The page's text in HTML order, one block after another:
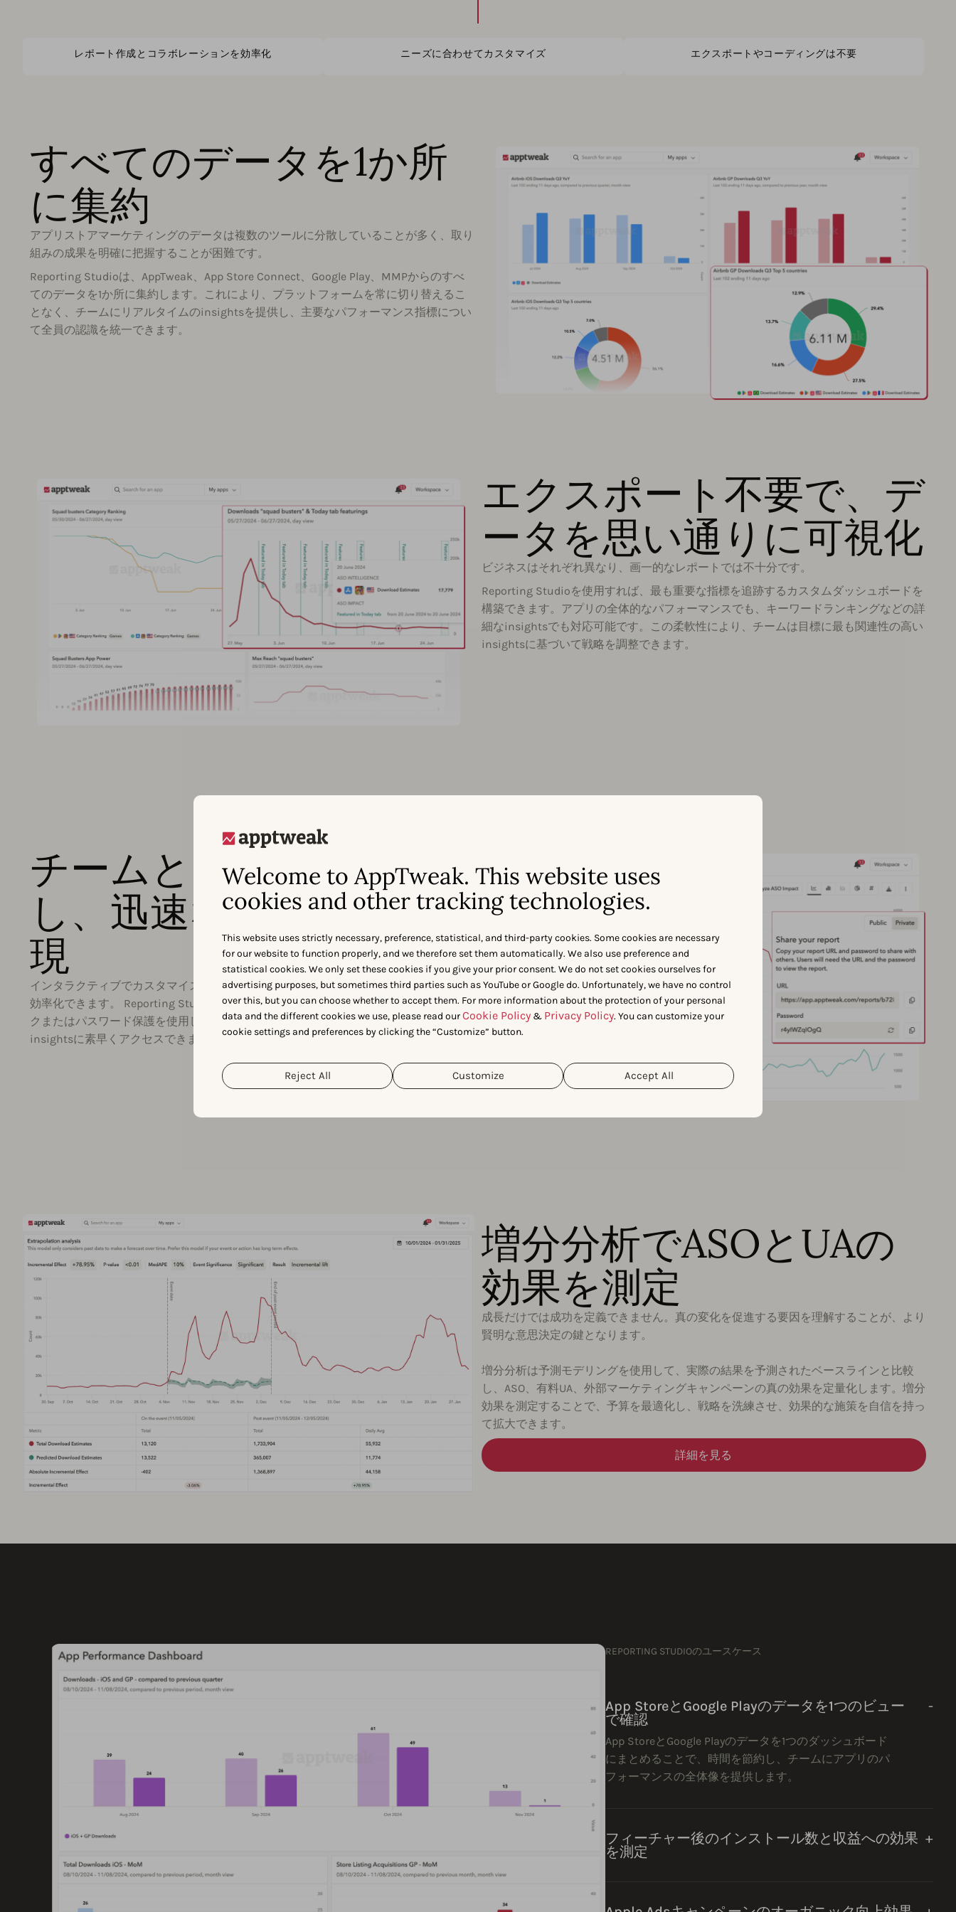
Welcome to AppTweak. This website uses
cookies and other tracking technologies.
This website uses strictly necessary, preference, statistical, and third-party cookies. Some cookies are necessary
for our website to function properly, and we therefore set them automatically. We also use preference and
statistical cookies. We only set these cookies if you give your prior consent. We do not set cookies ourselves for
advertising purposes, but sometimes third parties such as YouTube or Google do. Unfortunately, we have no control
over this, but you can choose whether to accept them. For more information about the protection of your personal
data and the different cookies we use, please read ourCookie Policy & Privacy Policy. You can customize your
cookie settings and preferences by clicking the “Customize” button.
Reject All Customize Accept All
レポート作成とコラボレーションを効率化 ニーズに合わせてカスタマイズ エクスポートやコーディングは不要
すべてのデータを1か所
に集約
アプリストアマーケティングのデータは複数のツールに分散していることが多く、取り
組みの成果を明確に把握することが困難です。
Reporting Studioは、AppTweak、App Store Connect、Google Play、MMPからのすべ
てのデータを1か所に集約します。これにより、プラットフォームを常に切り替えるこ
となく、チームにリアルタイムのinsightsを提供し、主要なパフォーマンス指標につい
て全員の認識を統一できます。
エクスポート不要で、デ
ータを思い通りに可視化
ビジネスはそれぞれ異なり、画一的なレポートでは不十分です。
Reporting Studioを使用すれば、最も重要な指標を追跡するカスタムダッシュボードを
構築できます。アプリの全体的なパフォーマンスでも、キーワードランキングなどの詳
細なinsightsでも対応可能です。この柔軟性により、チームは目標に最も関連性の高い
insightsに基づいて戦略を調整できます。
チームとレポートを共有
し、迅速な意思決定を実
現
インタラクティブでカスタマイズ可能なレポートをチームと簡単に共有し、意思決定を
効率化できます。 Reporting Studioでは、レポートを即座に共有できます。安全なリン
クまたはパスワード保護を使用して、チームはAppTweakアカウントがなくても必要な
insightsに素早くアクセスできます。
増分分析でASOとUAの
効果を測定
成長だけでは成功を定義できません。真の変化を促進する要因を理解することが、より
賢明な意思決定の鍵となります。
増分分析は予測モデリングを使用して、実際の結果を予測されたベースラインと比較
し、ASO、有料UA、外部マーケティングキャンペーンの真の効果を定量化します。増分
効果を測定することで、予算を最適化し、戦略を洗練させ、効果的な施策を自信を持っ
て拡大できます。
詳細を見る
REPORTING STUDIOのユースケース
App StoreとGoogle Playのデータを1つのビュー
で確認
App StoreとGoogle Playのデータを1つのダッシュボード
にまとめることで、時間を節約し、チームにアプリのパ
フォーマンスの全体像を提供します。
フィーチャー後のインストール数と収益への効果
を測定